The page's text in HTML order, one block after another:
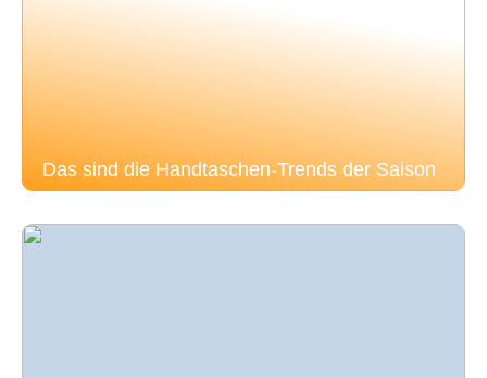
Das sind die Handtaschen-Trends der Saison